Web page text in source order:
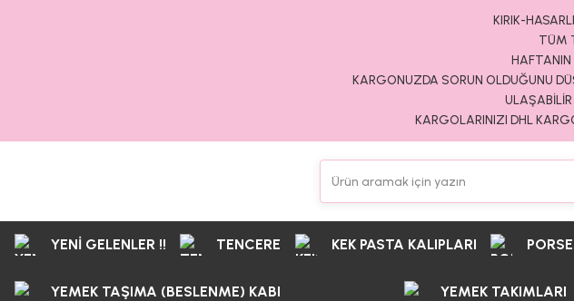
KIRIK-
TÜM
HAFTANIN
KARGONUZDA SORUN OLDUĞUNU
KARGOLARINIZI DHL
YENİ GELENLER !! TENCERE KEK PASTA KALIPLARI
YEMEK TAŞIMA (BESLENME) KABI YEMEK TAKIMLARI